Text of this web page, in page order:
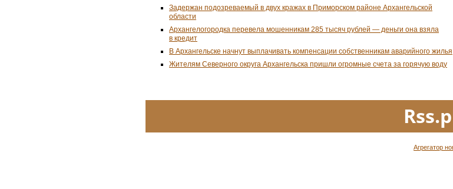
Задержан подозреваемый в двух кражах в Приморском районе Архангельской
области
Архангелогородка перевела мошенникам 285 тысяч рублей — деньги она взяла
в кредит
В Архангельске начнут выплачивать компенсации собственникам аварийного жилья
Жителям Северного округа Архангельска пришли огромные счета за горячую воду
Агрегатор